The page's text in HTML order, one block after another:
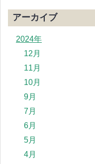
アーカイブ
2024年
12月
11月
10月
9月
7月
6月
5月
4月